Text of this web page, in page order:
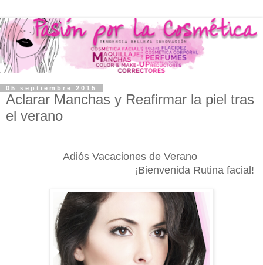
05 septiembre 2015
Aclarar Manchas y Reafirmar la piel tras
el verano
Adiós Vacaciones de Verano
¡Bienvenida Rutina facial!